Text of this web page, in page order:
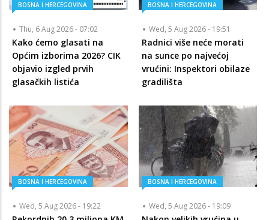
BOSNA I HERCEGOVINA
Thu, 6 Aug 2026 - 07:02
Kako ćemo glasati na
Općim izborima 2026? CIK
objavio izgled prvih
glasačkih listića
BOSNA I HERCEGOVINA
Wed, 5 Aug 2026 - 19:51
Radnici više neće morati
na sunce po najvećoj
vrućini: Inspektori obilaze
gradilišta
BOSNA I HERCEGOVINA
Wed, 5 Aug 2026 - 19:22
BOSNA I HERCEGOVINA
Wed, 5 Aug 2026 - 19:09